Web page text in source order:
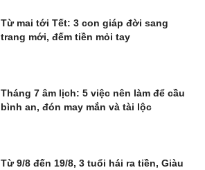
Từ mai tới Tết: 3 con giáp đời sang
trang mới, đếm tiền mỏi tay
Tháng 7 âm lịch: 5 việc nên làm để cầu
bình an, đón may mắn và tài lộc
Từ 9/8 đến 19/8, 3 tuổi hái ra tiền, Giàu